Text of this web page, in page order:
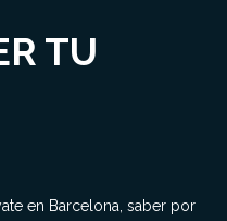
TU
en Barcelona, saber por